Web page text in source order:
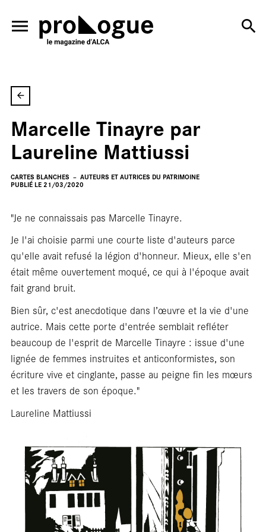
ALLER AU CONTENU PRINCIPAL
Marcelle Tinayre par
Laureline Mattiussi
CARTES BLANCHES
AUTEURS ET AUTRICES DU PATRIMOINE
PUBLIÉ LE 21/03/2020
"Je ne connaissais pas Marcelle Tinayre.
Je l'ai choisie parmi une courte liste d'auteurs parce
qu'elle avait refusé la légion d'honneur. Mieux, elle s'en
était même ouvertement moqué, ce qui à l'époque avait
fait grand bruit.
Bien sûr, c'est anecdotique dans l’œuvre et la vie d'une
autrice. Mais cette porte d'entrée semblait refléter
beaucoup de l'esprit de Marcelle Tinayre : issue d'une
lignée de femmes instruites et anticonformistes, son
écriture vive et cinglante, passe au peigne fin les mœurs
et les travers de son époque."
Laureline Mattiussi